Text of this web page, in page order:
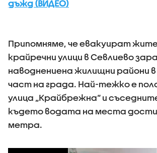
дъжд (ВИДЕО)
Припомняме, че евакуират
крайречни улици в Севлиево
наводнениена жилищни райони
част на града. Най-тежко е
улица „Крайбрежна“ и
където водата на места
метра.